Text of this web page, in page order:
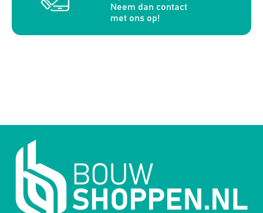
Neem dan contact
met ons op!